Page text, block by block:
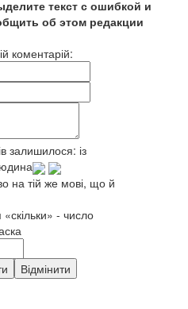
текст с ошибкой и
об этом редакции
коментарій:
залишилося: із
на тій же мові, що й
- число